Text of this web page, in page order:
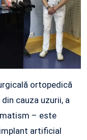
ortopedică
cauza uzurii, a
– este
artificial